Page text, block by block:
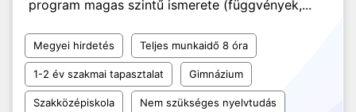
program magas szintű ismerete (függvények,...
Megyei hirdetés Teljes munkaidő 8 óra
1-2 év szakmai tapasztalat Gimnázium
Szakközépiskola Nem szükséges nyelvtudás